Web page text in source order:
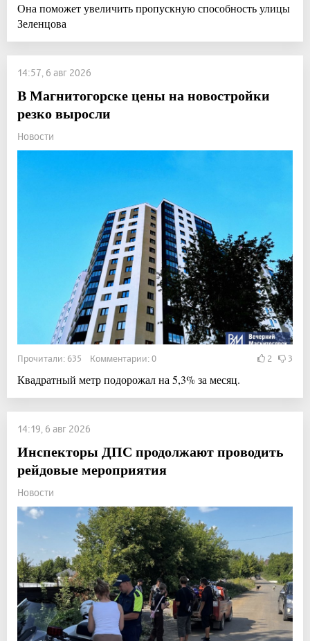
Она поможет увеличить пропускную способность улицы
Зеленцова
14:57, 6 авг 2026
В Магнитогорске цены на новостройки
резко выросли
Новости
Прочитали: 635 Комментарии: 0 2 3
Квадратный метр подорожал на 5,3% за месяц.
14:19, 6 авг 2026
Инспекторы ДПС продолжают проводить
рейдовые мероприятия
Новости